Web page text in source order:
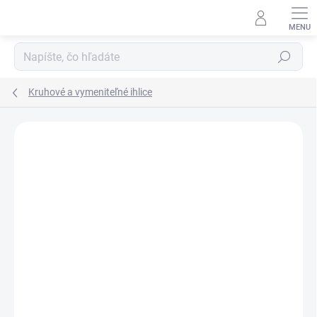
Hľadať
Kruhové a vymeniteľné ihlice